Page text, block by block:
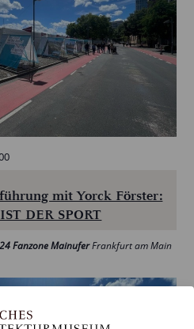
mit Yorck Förster:
DER SPORT
Fanzone MainuferFrankfurt am Main